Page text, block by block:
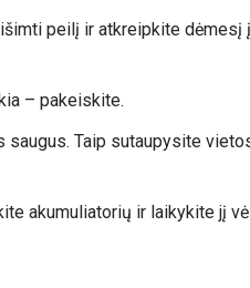
peilį ir atkreipkite dėmesį
– pakeiskite.
Taip sutaupysite
akumuliatorių ir laikykite jį